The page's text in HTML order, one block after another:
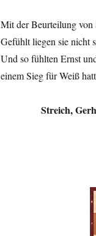
Mit der Beurteilung von
Gefühlt liegen sie nicht
Und so fühlten Ernst
einem Sieg für Weiß
Streich,